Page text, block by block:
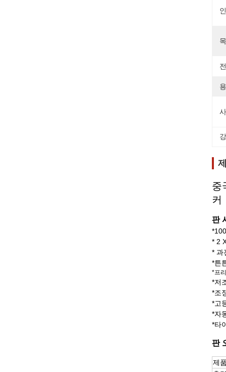
중
커
판
* 2
* 과
*튼
*프
*저
*조
*고
*자
*타
판
제